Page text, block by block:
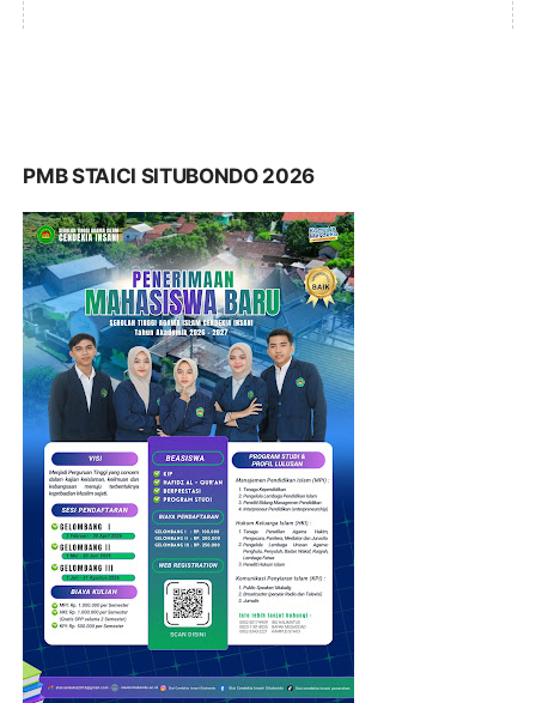
PMB STAICI SITUBONDO 2026